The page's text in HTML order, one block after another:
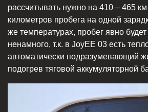
рассчитывать нужно на 410 – 465
километров пробега на одной
же температурах, пробег явно
ненамного, т.к. в JoyEE 03 есть
автоматически подразумевающий
подогрев тяговой аккумуляторной